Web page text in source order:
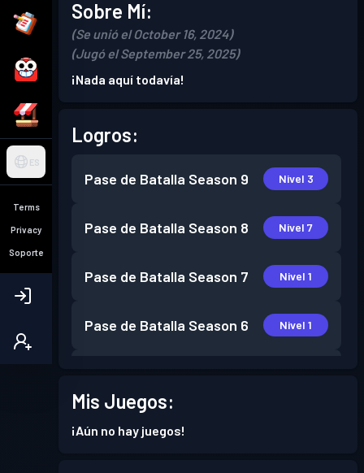
ES
Terms
Privacy
Soporte
Sobre Mí:
(Se unió el October 16, 2024)
(Jugó el September 25, 2025)
¡Nada aquí todavía!
Logros:
Pase de Batalla Season 9 Nivel 3
Pase de Batalla Season 8 Nivel 7
Pase de Batalla Season 7 Nivel 1
Pase de Batalla Season 6 Nivel 1
Pase de Batalla
Mis Juegos:
¡Aún no hay juegos!